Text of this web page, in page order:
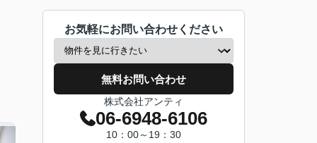
お気軽にお問い合わせください
無料お問い合わせ
株式会社アンティ
06-6948-6106
10：00～19：30